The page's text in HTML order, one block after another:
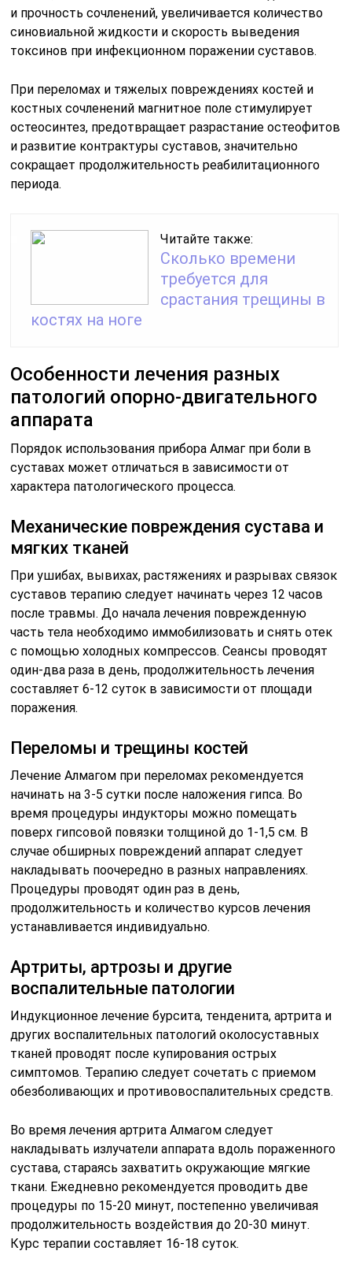
и прочность сочленений, увеличивается количество
синовиальной жидкости и скорость выведения
токсинов при инфекционном поражении суставов.
При переломах и тяжелых повреждениях костей и
костных сочленений магнитное поле стимулирует
остеосинтез, предотвращает разрастание остеофитов
и развитие контрактуры суставов, значительно
сокращает продолжительность реабилитационного
периода.
Читайте также:
Сколько времени
требуется для
срастания трещины в
костях на ноге
Особенности лечения разных
патологий опорно-двигательного
аппарата
Порядок использования прибора Алмаг при боли в
суставах может отличаться в зависимости от
характера патологического процесса.
Механические повреждения сустава и
мягких тканей
При ушибах, вывихах, растяжениях и разрывах связок
суставов терапию следует начинать через 12 часов
после травмы. До начала лечения поврежденную
часть тела необходимо иммобилизовать и снять отек
с помощью холодных компрессов. Сеансы проводят
один-два раза в день, продолжительность лечения
составляет 6-12 суток в зависимости от площади
поражения.
Переломы и трещины костей
Лечение Алмагом при переломах рекомендуется
начинать на 3-5 сутки после наложения гипса. Во
время процедуры индукторы можно помещать
поверх гипсовой повязки толщиной до 1-1,5 см. В
случае обширных повреждений аппарат следует
накладывать поочередно в разных направлениях.
Процедуры проводят один раз в день,
продолжительность и количество курсов лечения
устанавливается индивидуально.
Артриты, артрозы и другие
воспалительные патологии
Индукционное лечение бурсита, тенденита, артрита и
других воспалительных патологий околосуставных
тканей проводят после купирования острых
симптомов. Терапию следует сочетать с приемом
обезболивающих и противовоспалительных средств.
Во время лечения артрита Алмагом следует
накладывать излучатели аппарата вдоль пораженного
сустава, стараясь захватить окружающие мягкие
ткани. Ежедневно рекомендуется проводить две
процедуры по 15-20 минут, постепенно увеличивая
продолжительность воздействия до 20-30 минут.
Курс терапии составляет 16-18 суток.